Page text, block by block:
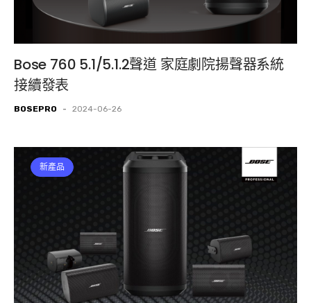
Bose 760 5.1/5.1.2聲道 家庭劇院揚聲器系統
接續發表
BOSEPRO - 2024-06-26
新產品